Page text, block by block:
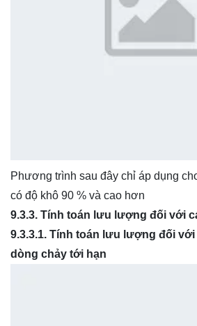
Phương trình sau đây chỉ áp dụng
có độ khô 90 % và cao hơn
9.3.3. Tính toán lưu lượng đối với
9.3.3.1. Tính toán lưu lượng đối với
dòng chảy tới hạn